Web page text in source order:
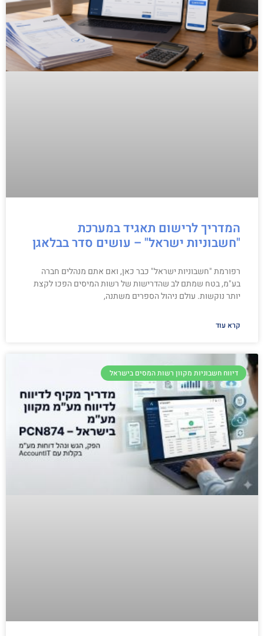
המדריך לרישום תאגיד במערכת
"חשבוניות ישראל" – עושים סדר בבלאגן
רפורמת "חשבוניות ישראל" כבר כאן, ואם אתם מנהלים חברה
בע"מ, בטח שמתם לב שהדרישות של רשות המיסים הפכו לקצת
יותר נוקשות. עולם ניהול הספרים משתנה,
קרא עוד
דיווח חשבוניות מקוון רשות המסים בישראל